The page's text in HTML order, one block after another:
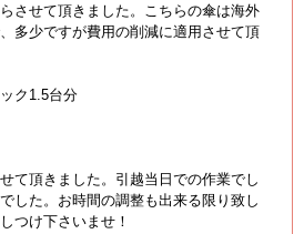
させて頂きました。こちらの傘は海外
多少ですが費用の削減に適用させて頂
ク1.5台分
て頂きました。引越当日での作業でし
した。お時間の調整も出来る限り致し
つけ下さいませ！